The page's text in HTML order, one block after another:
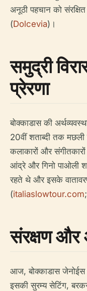
अनूठी पहचान को
(Dolcevia)।
समुद्री
प्रेरणा
बोक्काडास की
20वीं शताब्दी तक
कलाकारों और संगीतकारों
आंद्रे और गिनो पाओली
रहते थे और इसके
(italiaslowtour.com;
संरक्षण और
आज, बोक्काडास जेनोईस
इसकी सुरम्य सेटिंग,